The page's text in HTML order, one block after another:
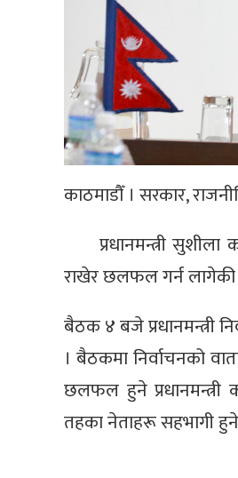
काठमाडौँ । सरकार,
प्रधानमन्त्री
राखेर छलफल गर्न लागेकी
बैठक ४ बजे प्रधानमन्त्री
। बैठकमा निर्वाचनको
छलफल हुने प्रधानमन्त्री
तहका नेताहरू सहभागी